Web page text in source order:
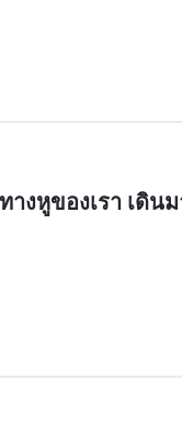
งหูของเรา เดิน